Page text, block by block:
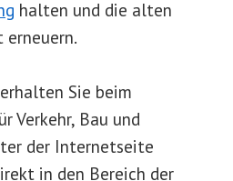
halten und die alten
erneuern.
Sie beim
Verkehr, Bau und
der Internetseite
in den Bereich der